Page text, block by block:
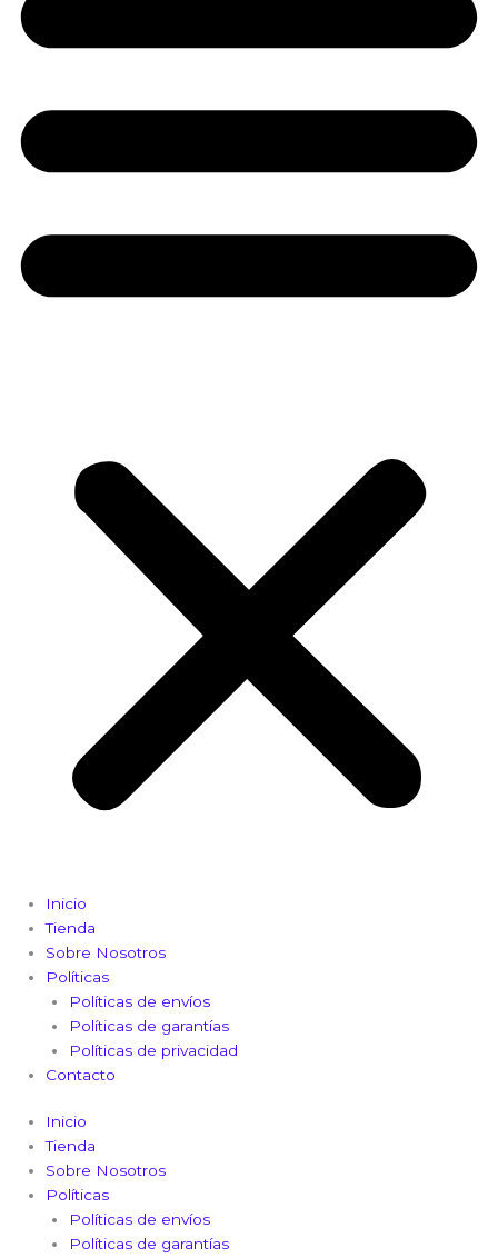
Inicio
Tienda
Sobre Nosotros
Políticas
Políticas de envíos
Políticas de garantías
Políticas de privacidad
Contacto
Inicio
Tienda
Sobre Nosotros
Políticas
Políticas de envíos
Políticas de garantías